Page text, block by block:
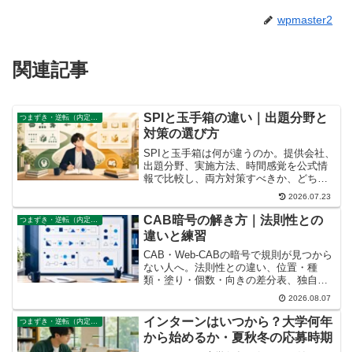
wpmaster2
関連記事
つまずき・逆転（内定なし、既卒）
SPIと玉手箱の違い｜出題分野と
対策の選び方
SPIと玉手箱は何が違うのか。提供会社、
出題分野、実施方法、時間感覚を公式情
報で比較し、両方対策すべきか、どちら
2026.07.23
CAB暗号の解き方｜法則性との
違いと練習
CAB・Web-CABの暗号で規則が見つから
ない人へ。法則性との違い、位置・種
類・塗り・個数・向きの差分表、独自練
2026.08.07
インターンはいつから？大学何年
から始めるか・夏秋冬の応募時期